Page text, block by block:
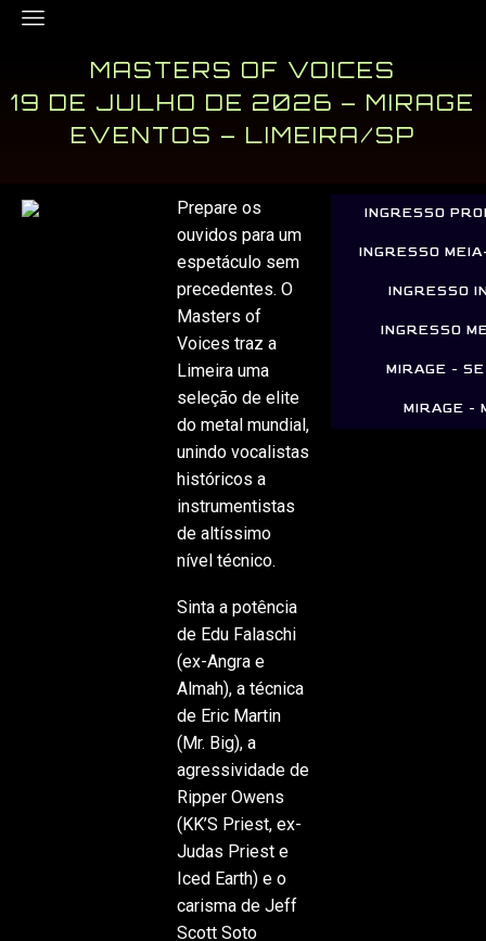
MASTERS OF VOICES
19 DE JULHO DE 2026 – MIRAGE
EVENTOS – LIMEIRA/SP
Prepare os
ouvidos para um
espetáculo sem
precedentes. O
Masters of
Voices traz a
Limeira uma
seleção de elite
do metal mundial,
unindo vocalistas
históricos a
instrumentistas
de altíssimo
nível técnico.
Sinta a potência
de Edu Falaschi
(ex-Angra e
Almah), a técnica
de Eric Martin
(Mr. Big), a
agressividade de
Ripper Owens
(KK’S Priest, ex-
Judas Priest e
Iced Earth) e o
carisma de Jeff
Scott Soto
INGRESSO
INGRESSO
INGRESSO
INGRESSO
MIRAGE -
MIRAGE -